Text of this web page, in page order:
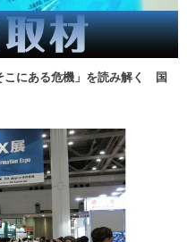
こにある危機」を読み解く 国